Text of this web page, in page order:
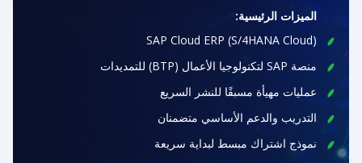
الميزات الرئيسية:
SAP Cloud ERP (S/4HANA Cloud)
منصة SAP لتكنولوجيا الأعمال (BTP) للتمديدات
عمليات مهيأة مسبقًا للنشر السريع
التدريب والدعم الأساسي متضمنان
نموذج اشتراك مبسط لبداية سريعة